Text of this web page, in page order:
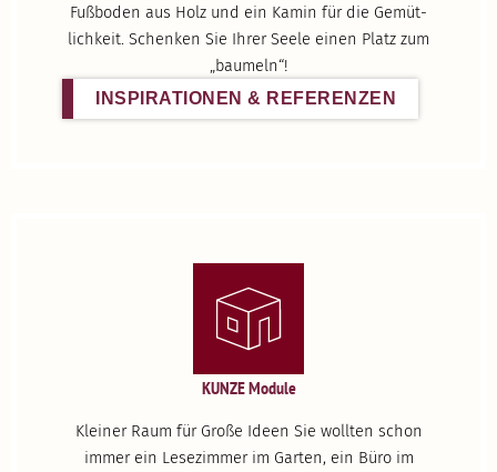
Fußboden aus Holz und ein Kamin für die Gemüt­
lichkeit. Schenken Sie Ihrer Seele einen Platz zum
„baumeln“!
INSPI­RA­TIONEN & REFERENZEN
KUNZE Module
Kleiner Raum für Große Ideen Sie wollten schon
immer ein Lesezimmer im Garten, ein Büro im